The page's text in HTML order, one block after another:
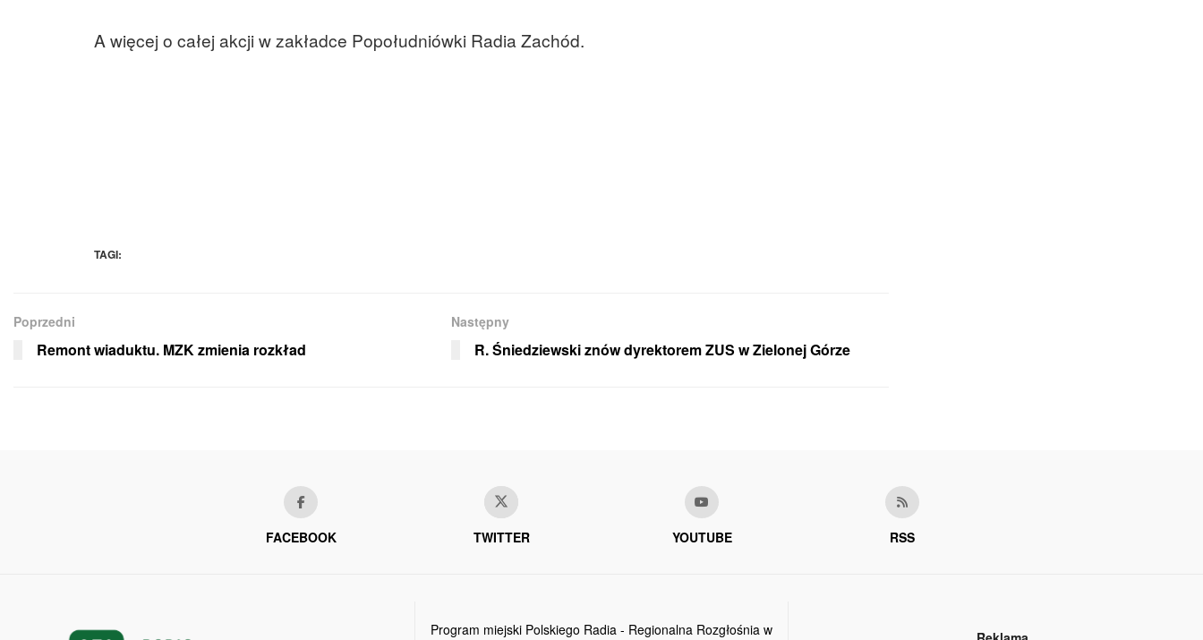
A więcej o całej akcji w zakładce Popołudniówki Radia Zachód.
TAGI:
Poprzedni
Remont wiaduktu. MZK zmienia rozkład
Następny
R. Śniedziewski znów dyrektorem ZUS w Zielonej Górze
FACEBOOK TWITTER YOUTUBE RSS
Program miejski Polskiego Radia - Regionalna Rozgłośnia w